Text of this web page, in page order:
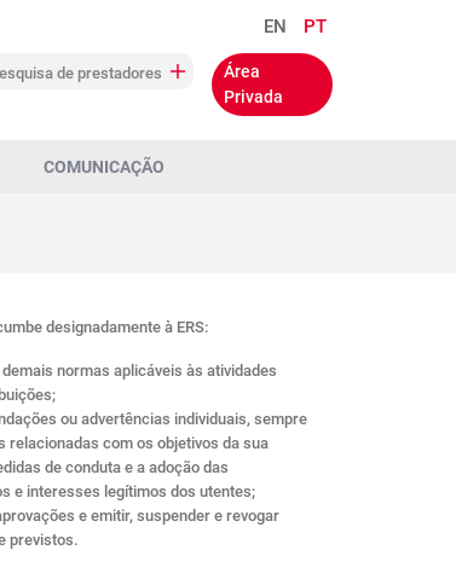
EN PT
Área
Privada
de prestadores
COMUNICAÇÃO
designadamente à ERS:
normas aplicáveis às atividades
ou advertências individuais, sempre
relacionadas com os objetivos da sua
de conduta e a adoção das
e interesses legítimos dos utentes;
e emitir, suspender e revogar
previstos.